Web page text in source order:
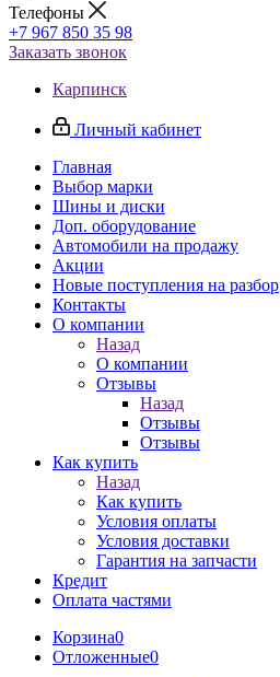
Телефоны
+7 967 850 35 98
Заказать звонок
Карпинск
Личный кабинет
Главная
Выбор марки
Шины и диски
Доп. оборудование
Автомобили на продажу
Акции
Новые поступления на разбор
Контакты
О компании
Назад
О компании
Отзывы
Назад
Отзывы
Отзывы
Как купить
Назад
Как купить
Условия оплаты
Условия доставки
Гарантия на запчасти
Кредит
Оплата частями
Корзина0
Отложенные0